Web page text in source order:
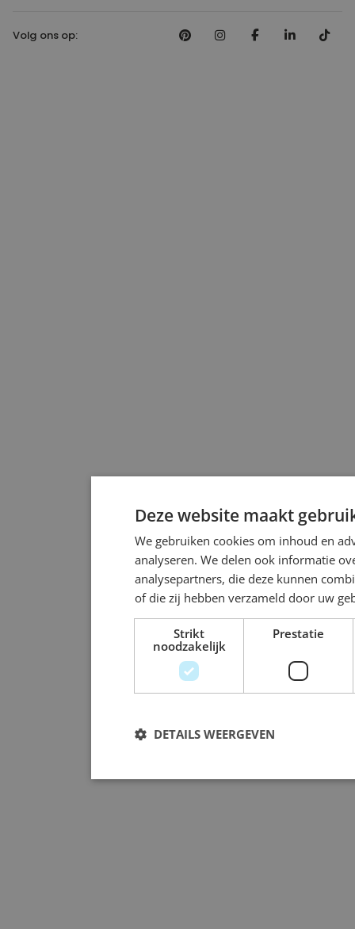
Volg ons op:
Deze website maakt
We gebruiken cookies om inhoud en
analyseren. We delen ook informatie
analysepartners, die deze kunnen
of die zij hebben verzameld door uw
Strikt
noodzakelijk
Prestatie
DETAILS WEERGEVEN